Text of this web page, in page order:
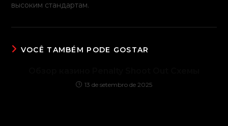
высоким стандартам.
VOCÊ TAMBÉM PODE GOSTAR
13 de setembro de 2025